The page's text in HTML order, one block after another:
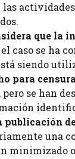
que
caso se ha
siendo
para
pero se han
publicación
una
minimizado